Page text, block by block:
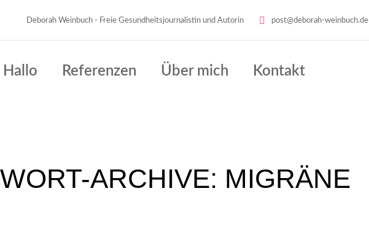
Deborah Weinbuch - Freie Gesundheitsjournalistin und Autorin post@deborah-weinbuch.de
Hallo Referenzen Über mich Kontakt
ARCHIVE: MIGRÄNE